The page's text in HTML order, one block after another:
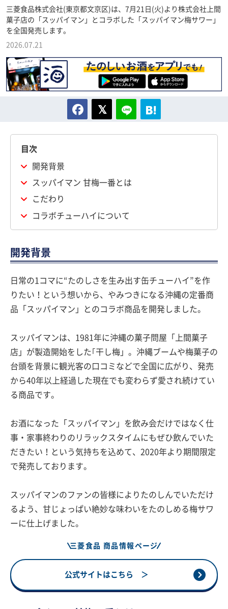
三菱食品株式会社(東京都文京区)は、7月21日(火)より株式会社上間
菓子店の「スッパイマン」とコラボした「スッパイマン梅サワー」
を全国発売します。
2026.07.21
目次
開発背景
スッパイマン 甘梅一番とは
こだわり
コラボチューハイについて
開発背景
日常の1コマに“たのしさを生み出す缶チューハイ”を作
りたい！という想いから、やみつきになる沖縄の定番商
品「スッパイマン」とのコラボ商品を開発しました。
スッパイマンは、1981年に沖縄の菓子問屋「上間菓子
店」が製造開始をした｢干し梅」。沖縄ブームや梅菓子の
台頭を背景に観光客の口コミなどで全国に広がり、発売
から40年以上経過した現在でも変わらず愛され続けてい
る商品です。
お酒になった「スッパイマン」を飲み会だけではなく仕
事・家事終わりのリラックスタイムにもぜひ飲んでいた
だきたい！という気持ちを込めて、2020年より期間限定
で発売しております。
スッパイマンのファンの皆様によりたのしんでいただけ
るよう、甘じょっぱい絶妙な味わいをたのしめる梅サワ
ーに仕上げました。
三菱食品 商品情報ページ
公式サイトはこちら ＞